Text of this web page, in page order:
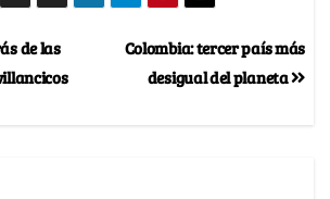
Colombia: tercer país más
desigual del planeta
de las